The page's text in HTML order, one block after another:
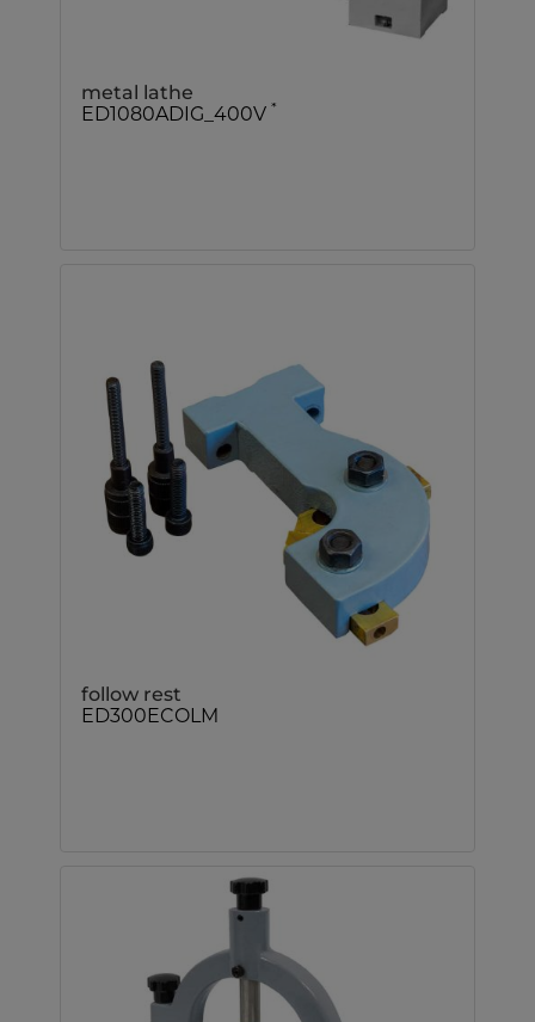
metal lathe
ED1080ADIG_400V *
follow rest
ED300ECOLM